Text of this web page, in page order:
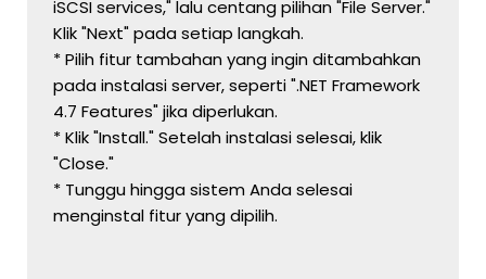
iSCSI services," lalu centang pilihan "File Server."
Klik "Next" pada setiap langkah.
* Pilih fitur tambahan yang ingin ditambahkan
pada instalasi server, seperti ".NET Framework
4.7 Features" jika diperlukan.
* Klik "Install." Setelah instalasi selesai, klik
"Close."
* Tunggu hingga sistem Anda selesai
menginstal fitur yang dipilih.